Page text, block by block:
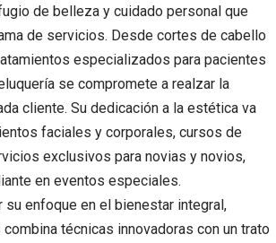
de belleza y cuidado personal que
de servicios. Desde cortes de cabello
especializados para pacientes
se compromete a realzar la
cliente. Su dedicación a la estética va
faciales y corporales, cursos de
exclusivos para novias y novios,
en eventos especiales.
su enfoque en el bienestar integral,
técnicas innovadoras con un trato